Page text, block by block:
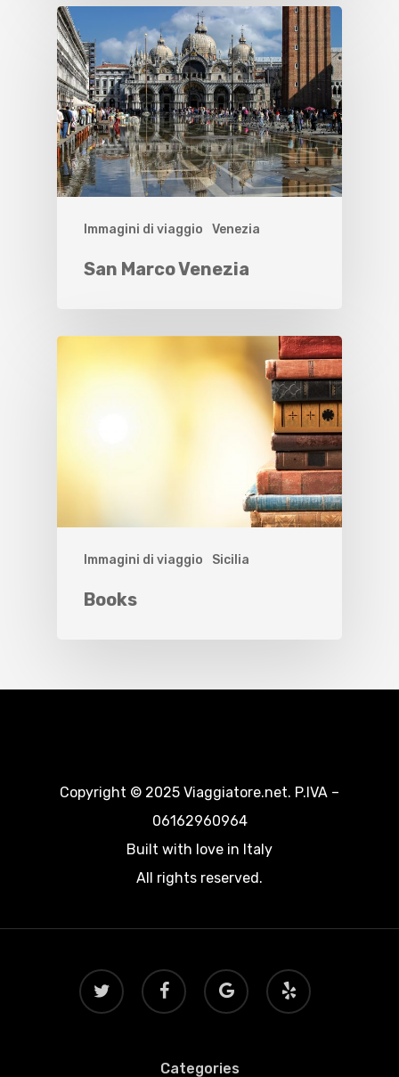
Immagini di viaggio Venezia
San Marco Venezia
Immagini di viaggio Sicilia
Books
Copyright © 2025 Viaggiatore.net. P.IVA –
06162960964
Built with love in Italy
All rights reserved.
twitter facebook
google-
plus
yelp
Categories